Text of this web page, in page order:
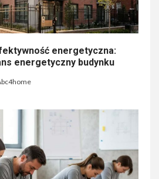
energetyczna:
energetyczny budynku